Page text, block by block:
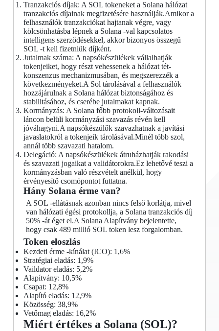
Tranzakciós díjak: A SOL tokeneket a Solana hálózat
tranzakciós díjainak megfizetésére használják.Amikor a
felhasználók tranzakciókat hajtanak végre, vagy
kölcsönhatásba lépnek a Solana -val kapcsolatos
intelligens szerződésekkel, akkor bizonyos összegű
SOL -t kell fizetniük díjként.
Jutalmak száma: A napsókészülékek vállalhatják
tokenjeiket, hogy részt vehessenek a hálózat tét-
konszenzus mechanizmusában, és megszerezzék a
következményeket.A Sol tárolásával a felhasználók
hozzájárulnak a Solana hálózat biztonságához és
stabilitásához, és cserébe jutalmakat kapnak.
Kormányzás: A Solana főbb protokoll-változásait
láncon belüli kormányzási szavazás révén kell
jóváhagyni.A napsókészülők szavazhatnak a javítási
javaslatokról a tokenjeik tárolásával.Minél több szol,
annál több szavazati hatalom.
Delegáció: A napsókészülékek átruházhatják rakodási
és szavazati jogaikat a validátorokra.Ez lehetővé teszi a
kormányzásban való részvételt anélkül, hogy
érvényesítő csomópontot futtatna.
Hány Solana érme van?
A SOL -ellátásnak azonban nincs felső korlátja, mivel
van hálózati égési protokollja, a Solana tranzakciós díj
50% -át éget el.A Solana Alapítvány bejelentette,
hogy csak 489 millió SOL token lesz forgalomban.
Token eloszlás
Kezdeti érme -kínálat (ICO): 1,6%
Stratégiai eladás: 1,9%
Vaildator eladás: 5,2%
Alapítvány: 10,5%
Csapat: 12,8%
Alapító eladás: 12,9%
Közösség: 38,9%
Vetőmag eladás: 16,2%
Miért értékes a Solana (SOL)?